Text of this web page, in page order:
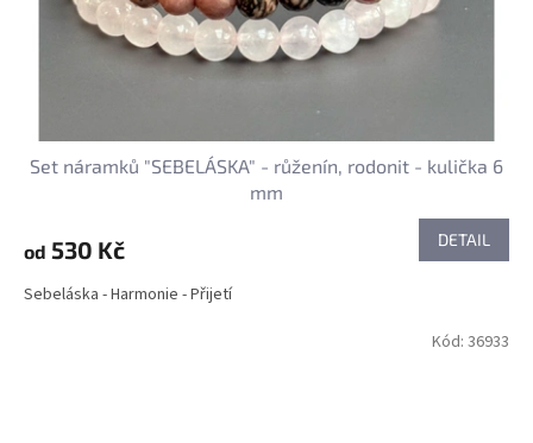
Set náramků "SEBELÁSKA" - růženín, rodonit - kulička 6
mm
od 530 Kč DETAIL
Sebeláska - Harmonie - Přijetí
Kód: 36933